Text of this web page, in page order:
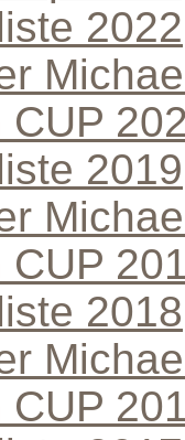
2022
CUP
2019
CUP
2018
CUP